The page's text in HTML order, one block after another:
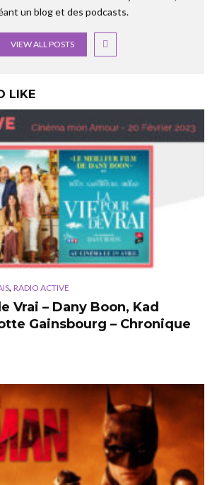
un blog et des podcasts.
VIEW ALL POSTS
LIKE
, RADIO ACTIVE
Vrai – Dany Boon, Kad
Gainsbourg – Chronique